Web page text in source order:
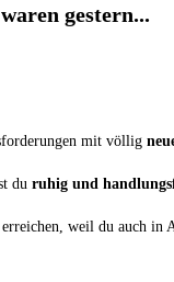
gestern...
mit völlig
du ruhig und
erreichen, weil du auch in